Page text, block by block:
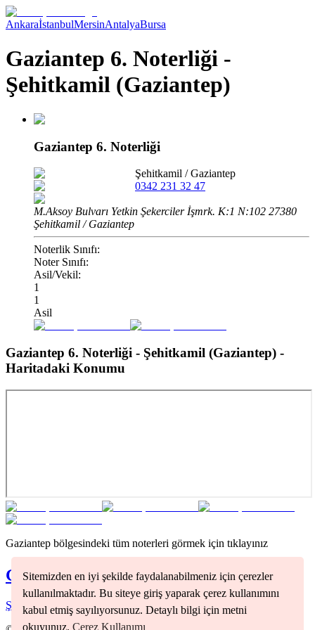
Sitemizden en iyi şekilde faydalanabilmeniz için çerezler
kullanılmaktadır. Bu siteye giriş yaparak çerez kullanımını
kabul etmiş sayılıyorsunuz. Detaylı bilgi için metni
okuyunuz. Çerez Kullanımı
AnkaraİstanbulMersinAntalyaBursa
Gaziantep 6. Noterliği -
Şehitkamil (Gaziantep)
Gaziantep 6. Noterliği
Şehitkamil /Gaziantep
0342 231 32 47
M.Aksoy Bulvarı Yetkin Şekerciler İşmrk. K:1 N:102 27380
Şehitkamil / Gaziantep
Noterlik Sınıfı:
Noter Sınıfı:
Asil/Vekil:
1
1
Asil
Gaziantep 6. Noterliği - Şehitkamil (Gaziantep) -
Haritadaki Konumu
Gaziantep bölgesindeki tüm noterleri görmek için tıklayınız
GaziantepNoterleri
Şahinbey 1 Şehitkamil